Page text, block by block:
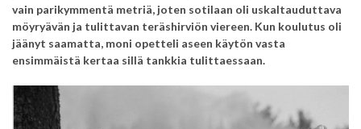
vain parikymmentä metriä, joten sotilaan oli uskaltauduttava
möyryävän ja tulittavan teräshirviön viereen. Kun koulutus oli
jäänyt saamatta, moni opetteli aseen käytön vasta
ensimmäistä kertaa sillä tankkia tulittaessaan.